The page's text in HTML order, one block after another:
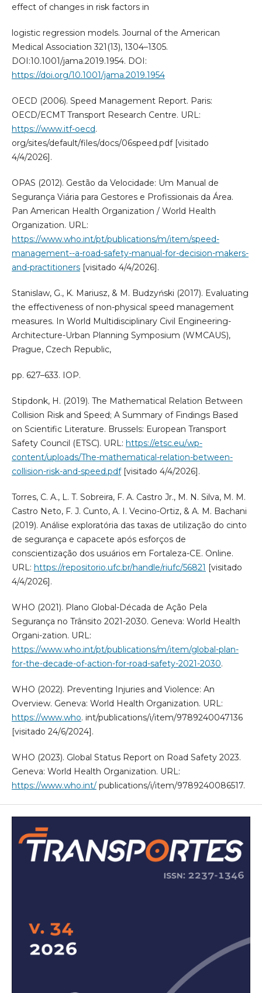
effect of changes in risk factors in
logistic regression models. Journal of the American
Medical Association 321(13), 1304–1305.
DOI:10.1001/jama.2019.1954. DOI:
https://doi.org/10.1001/jama.2019.1954
OECD (2006). Speed Management Report. Paris:
OECD/ECMT Transport Research Centre. URL:
https://www.itf-oecd.
org/sites/default/files/docs/06speed.pdf [visitado
4/4/2026].
OPAS (2012). Gestão da Velocidade: Um Manual de
Segurança Viária para Gestores e Profissionais da Área.
Pan American Health Organization / World Health
Organization. URL:
https://www.who.int/pt/publications/m/item/speed-
management--a-road-safety-manual-for-decision-makers-
and-practitioners[visitado 4/4/2026].
Stanislaw, G., K. Mariusz, & M. Budzyński (2017). Evaluating
the effectiveness of non-physical speed management
measures. In World Multidisciplinary Civil Engineering-
Architecture-Urban Planning Symposium (WMCAUS),
Prague, Czech Republic,
pp. 627–633. IOP.
Stipdonk, H. (2019). The Mathematical Relation Between
Collision Risk and Speed; A Summary of Findings Based
on Scientific Literature. Brussels: European Transport
Safety Council (ETSC). URL: https://etsc.eu/wp-
content/uploads/The-mathematical-relation-between-
collision-risk-and-speed.pdf[visitado 4/4/2026].
Torres, C. A., L. T. Sobreira, F. A. Castro Jr., M. N. Silva, M. M.
Castro Neto, F. J. Cunto, A. I. Vecino-Ortiz, & A. M. Bachani
(2019). Análise exploratória das taxas de utilização do cinto
de segurança e capacete após esforços de
conscientização dos usuários em Fortaleza-CE. Online.
URL: https://repositorio.ufc.br/handle/riufc/56821 [visitado
4/4/2026].
WHO (2021). Plano Global-Década de Ação Pela
Segurança no Trânsito 2021-2030. Geneva: World Health
Organi-zation. URL:
https://www.who.int/pt/publications/m/item/global-plan-
for-the-decade-of-action-for-road-safety-2021-2030.
WHO (2022). Preventing Injuries and Violence: An
Overview. Geneva: World Health Organization. URL:
https://www.who. int/publications/i/item/9789240047136
[visitado 24/6/2024].
WHO (2023). Global Status Report on Road Safety 2023.
Geneva: World Health Organization. URL:
https://www.who.int/publications/i/item/9789240086517.